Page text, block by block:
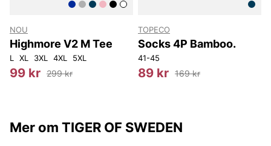
NOU
Highmore V2 M Tee
L XL 3XL 4XL 5XL
99 kr 299 kr
TOPECO
Socks 4P Bamboo.
41-45
89 kr 169 kr
Mer om TIGER OF SWEDEN